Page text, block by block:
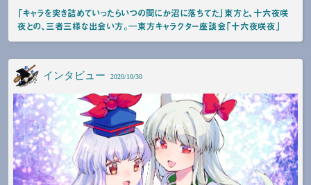
「キャラを突き詰めていったらいつの間にか沼に落ちてた」東方と、十六夜咲
夜との、三者三様な出会い方。―東方キャラクター座談会「十六夜咲夜」
インタビュー 2020/10/30